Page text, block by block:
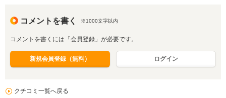
コメントを書く ※1000文字以内
コメントを書くには「会員登録」が必要です。
新規会員登録（無料） ログイン
クチコミ一覧へ戻る